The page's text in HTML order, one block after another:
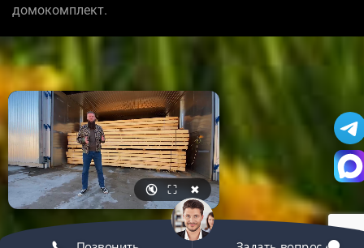
домокомплект.
🔇 ⛶ ✖